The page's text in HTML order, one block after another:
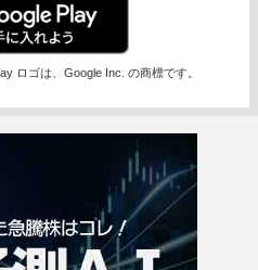
ロゴは、Google Inc. の商標です。